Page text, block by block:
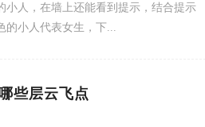
小人，在墙上还能看到提示，结合提示
小人代表女生，下...
些层云飞点